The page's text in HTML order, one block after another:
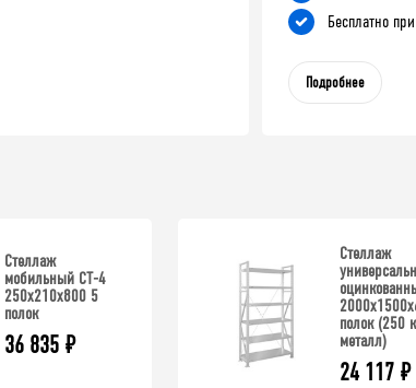
Бесплатно
Подробнее
Стеллаж
мобильный СТ-4
250x210x800 5
полок
36 835 ₽
Стеллаж
полок (250
металл)
24 117 ₽